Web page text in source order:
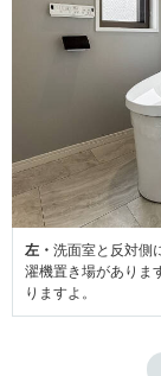
左・ 洗面室と反対側
濯機置き場がありま
りますよ。